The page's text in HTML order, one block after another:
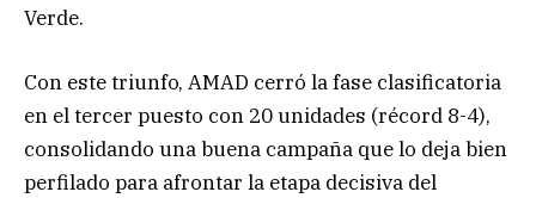
Verde.
Con este triunfo, AMAD cerró la fase clasificatoria
en el tercer puesto con 20 unidades (récord 8-4),
consolidando una buena campaña que lo deja bien
perfilado para afrontar la etapa decisiva del